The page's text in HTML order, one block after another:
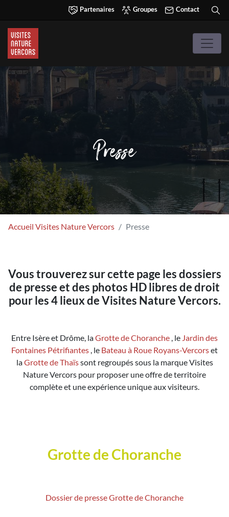
Partenaires Groupes Contact
Presse
Accueil Visites Nature Vercors Presse
Vous trouverez sur cette page les dossiers
de presse et des photos HD libres de droit
pour les 4 lieux de Visites Nature Vercors.
Entre Isère et Drôme, laGrotte de Choranche , le Jardin des
Fontaines Pétrifiantes , le Bateau à Roue Royans-Vercorset
laGrotte de Thaïssont regroupés sous la marque Visites
Nature Vercors pour proposer une offre de territoire
complète et une expérience unique aux visiteurs.
Grotte de Choranche
Dossier de presse Grotte de Choranche